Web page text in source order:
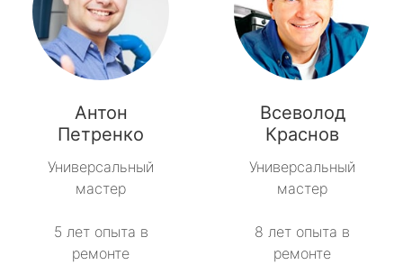
Антон
Петренко
Универсальный
мастер
5 лет опыта в
ремонте
Всеволод
Краснов
Универсальный
мастер
8 лет опыта в
ремонте